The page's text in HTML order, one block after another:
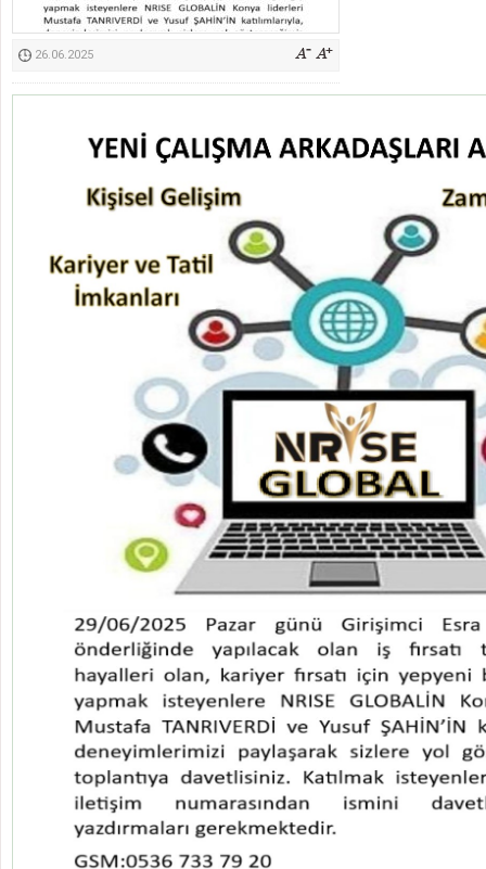
Kimyasallardan Koruma Derneği Başkanı Cennet Çelik
26.06.2025